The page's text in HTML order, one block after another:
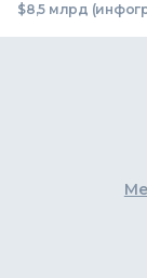
$8,5 млрд